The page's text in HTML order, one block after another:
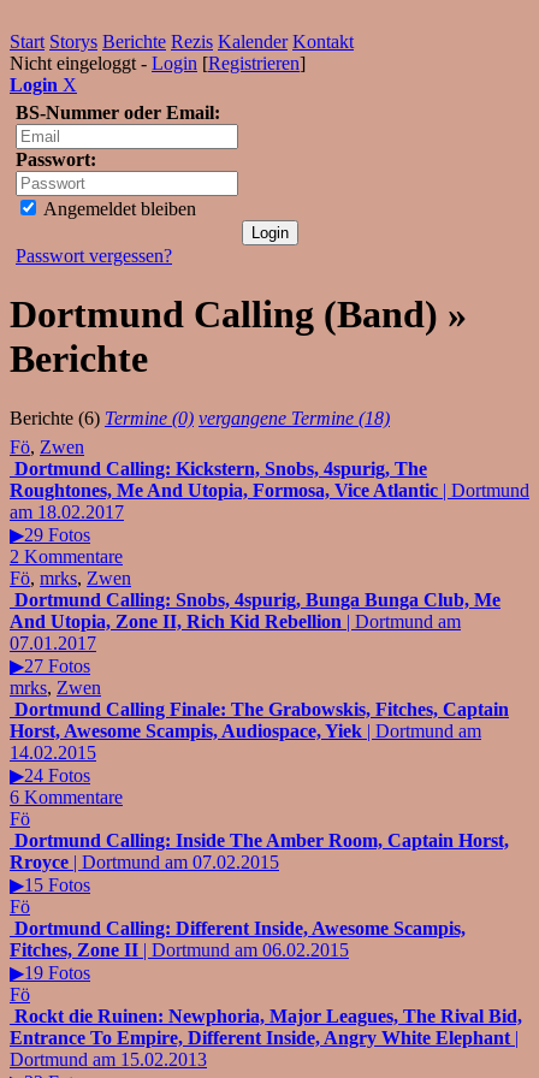
Start Storys Berichte Rezis Kalender Kontakt
Nicht eingeloggt - Login [Registrieren]
Login X
BS-Nummer oder Email:
Passwort:
Angemeldet bleiben
Passwort vergessen?
Dortmund Calling (Band) »
Berichte
Berichte (6) Termine (0) vergangene Termine (18)
Fö, Zwen
Dortmund Calling: Kickstern, Snobs, 4spurig, The
Roughtones, Me And Utopia, Formosa, Vice Atlantic | Dortmund
am 18.02.2017
▶29 Fotos
2 Kommentare
Fö, mrks, Zwen
Dortmund Calling: Snobs, 4spurig, Bunga Bunga Club, Me
And Utopia, Zone II, Rich Kid Rebellion | Dortmund am
07.01.2017
▶27 Fotos
mrks, Zwen
Dortmund Calling Finale: The Grabowskis, Fitches, Captain
Horst, Awesome Scampis, Audiospace, Yiek | Dortmund am
14.02.2015
▶24 Fotos
6 Kommentare
Fö
Dortmund Calling: Inside The Amber Room, Captain Horst,
Rroyce | Dortmund am 07.02.2015
▶15 Fotos
Fö
Dortmund Calling: Different Inside, Awesome Scampis,
Fitches, Zone II | Dortmund am 06.02.2015
▶19 Fotos
Fö
Rockt die Ruinen: Newphoria, Major Leagues, The Rival Bid,
Entrance To Empire, Different Inside, Angry White Elephant |
Dortmund am 15.02.2013